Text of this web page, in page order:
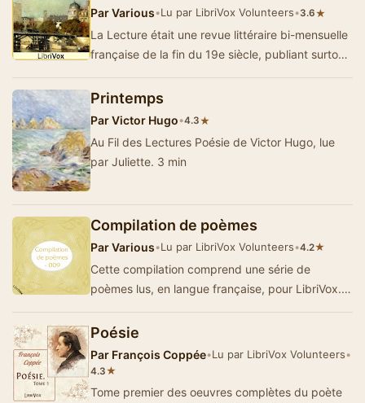
ParVarious•Lu par LibriVox Volunteers•3.6★
La Lecture était une revue littéraire bi-mensuelle
française de la fin du 19e siècle, publiant surtout
Printemps
ParVictor Hugo•4.3★
Au Fil des Lectures Poésie de Victor Hugo, lue
par Juliette. 3 min
Compilation de poèmes
ParVarious•Lu par LibriVox Volunteers•4.2★
Cette compilation comprend une série de
poèmes lus, en langue française, pour LibriVox. -
Poésie
Par François Coppée•Lu par LibriVox Volunteers•
4.3★
Tome premier des oeuvres complètes du poète